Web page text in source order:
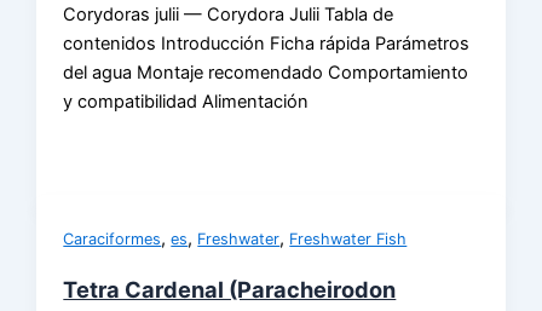
Corydoras julii — Corydora Julii Tabla de
contenidos Introducción Ficha rápida Parámetros
del agua Montaje recomendado Comportamiento
y compatibilidad Alimentación
Caraciformes,es, Freshwater, Freshwater Fish
Tetra Cardenal (Paracheirodon